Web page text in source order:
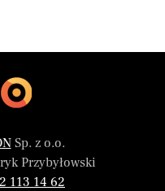
Sp. z o.o.
Przybyłowski
113 14 62